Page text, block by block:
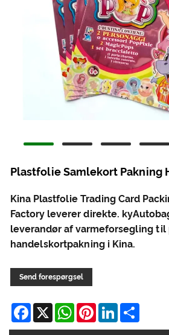
Plastfolie Samlekort Pakning
Kina Plastfolie Trading Card
Factory leverer direkte.
leverandør af varmeforsegling
handelskortpakning i Kina.
Send forespørgsel
Facebook
X WhatsApp
PinterestLinkedIn